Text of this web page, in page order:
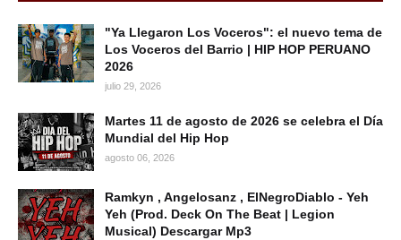
"Ya Llegaron Los Voceros": el nuevo tema de
Los Voceros del Barrio | HIP HOP PERUANO
2026
julio 29, 2026
Martes 11 de agosto de 2026 se celebra el Día
Mundial del Hip Hop
agosto 06, 2026
Ramkyn , Angelosanz , ElNegroDiablo - Yeh
Yeh (Prod. Deck On The Beat | Legion
Musical) Descargar Mp3